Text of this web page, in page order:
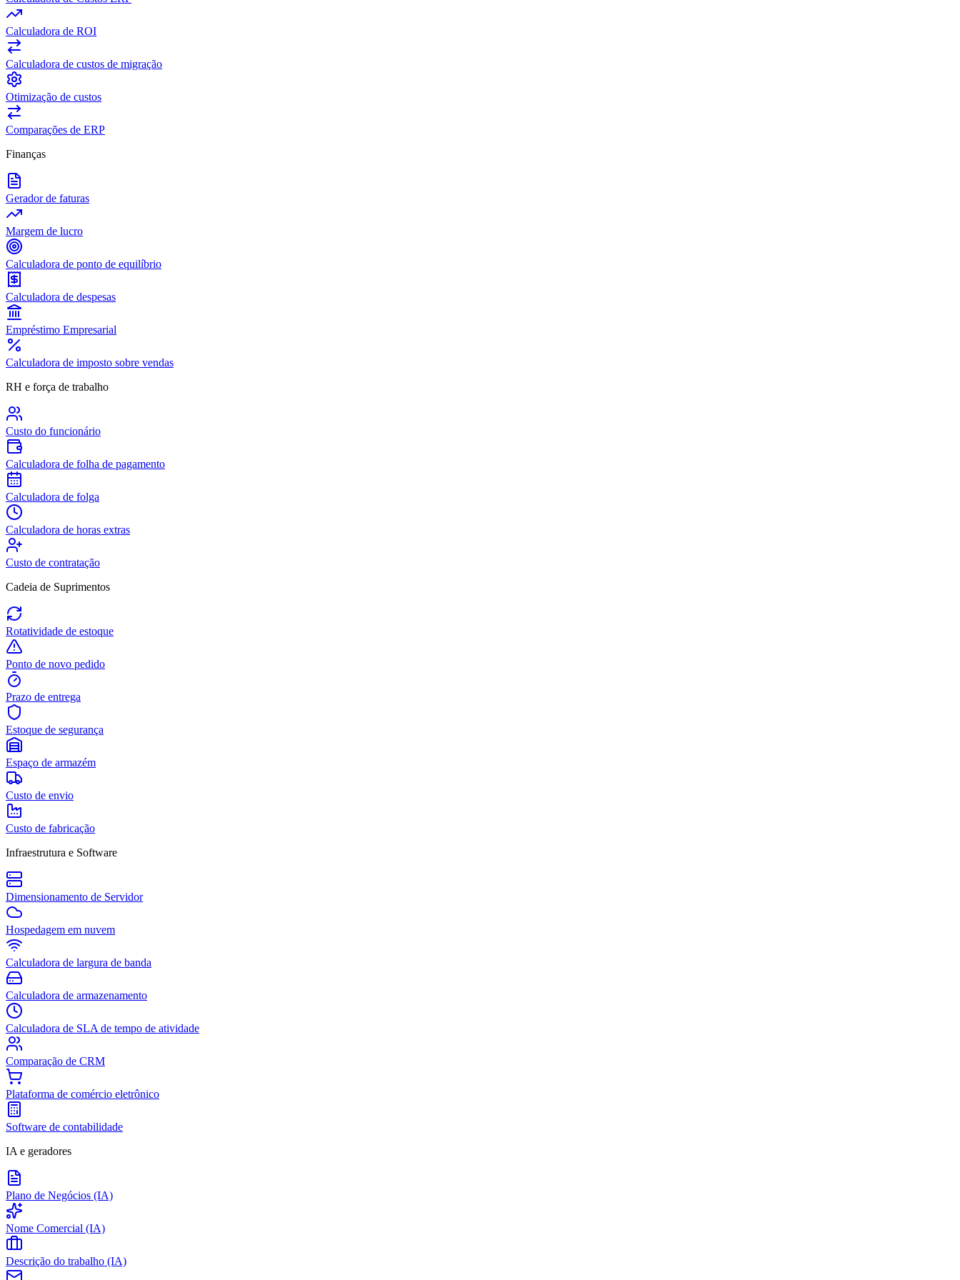
Calculadora de ROI
Calculadora de custos de migração
Otimização de custos
Comparações de ERP
Finanças
Gerador de faturas
Margem de lucro
Calculadora de ponto de equilíbrio
Calculadora de despesas
Empréstimo Empresarial
Calculadora de imposto sobre vendas
RH e força de trabalho
Custo do funcionário
Calculadora de folha de pagamento
Calculadora de folga
Calculadora de horas extras
Custo de contratação
Cadeia de Suprimentos
Rotatividade de estoque
Ponto de novo pedido
Prazo de entrega
Estoque de segurança
Espaço de armazém
Custo de envio
Custo de fabricação
Infraestrutura e Software
Dimensionamento de Servidor
Hospedagem em nuvem
Calculadora de largura de banda
Calculadora de armazenamento
Calculadora de SLA de tempo de atividade
Comparação de CRM
Plataforma de comércio eletrônico
Software de contabilidade
IA e geradores
Plano de Negócios (IA)
Nome Comercial (IA)
Descrição do trabalho (IA)